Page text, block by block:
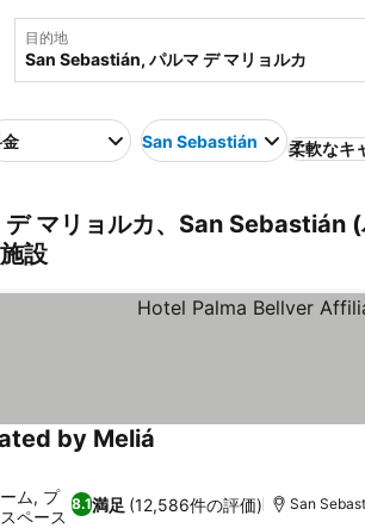
目的地
San Sebastián 柔軟なキ
デ マリョルカ、San Sebastián
設
by Meliá
8.1満足 (12,586件の評価)
ム, プ
ペース
San